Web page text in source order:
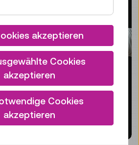
akzeptieren
Cookies
akzeptieren
Cookies
akzeptieren